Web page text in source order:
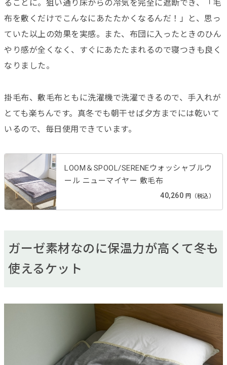
ることに。狙い通り床からの冷気を完全に遮断でき、「毛
布を敷くだけでこんなにあたたかくなるんだ！」と、思っ
ていた以上の効果を実感。また、布団に入ったときのひん
やり感が全くなく、すぐにあたたまれるので寝つきも良く
なりました。
掛毛布、敷毛布ともに洗濯機で洗濯できるので、手入れが
とても楽ちんです。真冬でも朝干せば夕方までには乾いて
いるので、毎日使用できています。
LOOM＆SPOOL/SERENEウォッシャブルウ
ール ニューマイヤー 敷毛布
40,260 円（税込）
ガーゼ素材なのに保温力が高くて冬も
使えるケット